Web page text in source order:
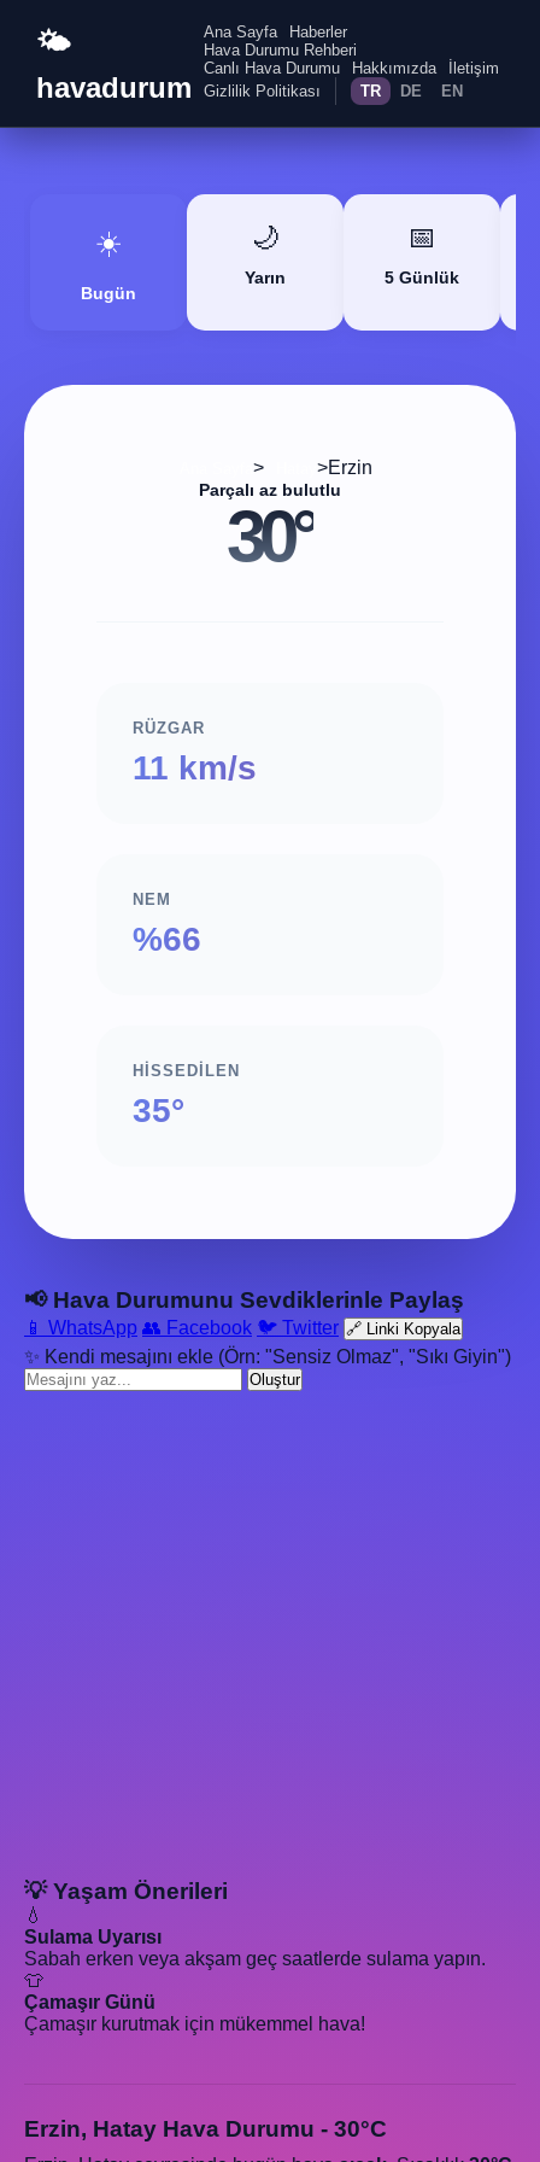
🌤️
havadurum
Ana Sayfa
Haberler
Hava Durumu Rehberi
Canlı Hava Durumu
Hakkımızda
İletişim
Gizlilik Politikası
TR DE EN
☀️
Bugün
🌙
Yarın
📅
5 Günlük
> >Erzin
Parçalı az bulutlu
30°
RÜZGAR
11 km/s
NEM
%66
HISSEDILEN
35°
📢 Hava Durumunu Sevdiklerinle Paylaş
📱 WhatsApp 👥 Facebook 🐦 Twitter 🔗 Linki Kopyala
✨ Kendi mesajını ekle (Örn: "Sensiz Olmaz", "Sıkı Giyin")
Oluştur
💡 Yaşam Önerileri
💧
Sulama Uyarısı
Sabah erken veya akşam geç saatlerde sulama yapın.
👕
Çamaşır Günü
Çamaşır kurutmak için mükemmel hava!
Erzin, Hatay Hava Durumu - 30°C